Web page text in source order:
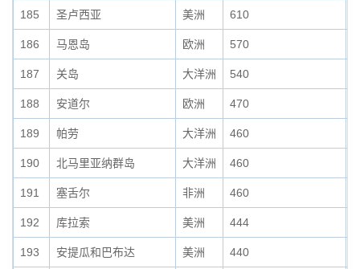
185 圣卢西亚 美洲 610
186 马恩岛 欧洲 570
187 关岛 大洋洲 540
188 安道尔 欧洲 470
189 帕劳 大洋洲 460
190 北马里亚纳群岛 大洋洲 460
191 塞舌尔 非洲 460
192 库拉索 美洲 444
193 安提瓜和巴布达 美洲 440